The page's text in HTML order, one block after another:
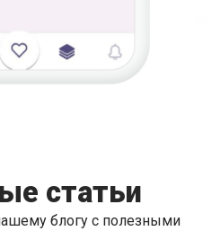
статьи
блогу с полезными